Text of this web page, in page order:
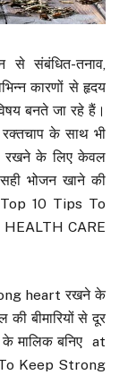
से संबंधित-तनाव,
कारणों से हृदय
बनते जा रहे हैं।
के साथ भी
रखने के लिए केवल
सही भोजन खाने की
10 Tips To
CARE
heart रखने के
बीमारियों से दूर
मालिक बनिए at
Keep Strong